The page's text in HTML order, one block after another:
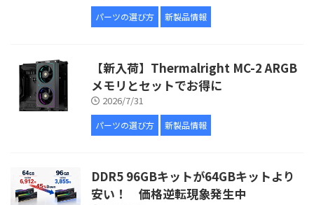
パーツの選び方 新製品情報
【新入荷】Thermalright MC-2 ARGB
メモリとセットでお得に
2026/7/31
パーツの選び方 新製品情報
DDR5 96GBキットが64GBキットより
安い！ 価格逆転現象発生中